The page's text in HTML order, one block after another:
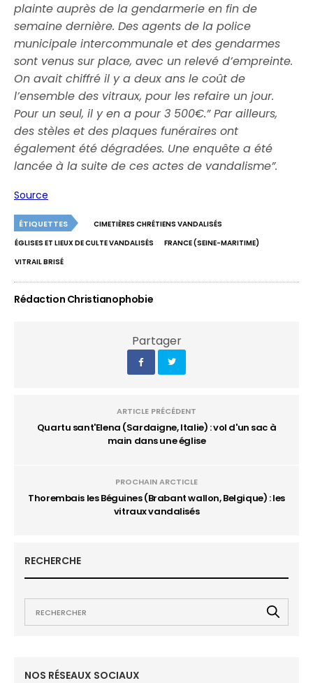
plainte auprès de la gendarmerie en fin de
semaine dernière. Des agents de la police
municipale intercommunale et des gendarmes
sont venus sur place, avec un relevé d’empreinte.
On avait chiffré il y a deux ans le coût de
l’ensemble des vitraux, pour les refaire un jour.
Pour un seul, il y en a pour 3 500€.” Par ailleurs,
des stèles et des plaques funéraires ont
également été dégradées. Une enquête a été
lancée à la suite de ces actes de vandalisme”.
Source
ÉTIQUETTES
CIMETIÈRES CHRÉTIENS VANDALISÉS
ÉGLISES ET LIEUX DE CULTE VANDALISÉS
FRANCE (SEINE-MARITIME)
VITRAIL BRISÉ
Rédaction Christianophobie
Partager
ARTICLE PRÉCÉDENT
Quartu sant'Elena (Sardaigne, Italie) : vol d'un sac à
main dans une église
PROCHAIN ARCTICLE
Thorembais les Béguines (Brabant wallon, Belgique) : les
vitraux vandalisés
RECHERCHE
NOS RÉSEAUX SOCIAUX